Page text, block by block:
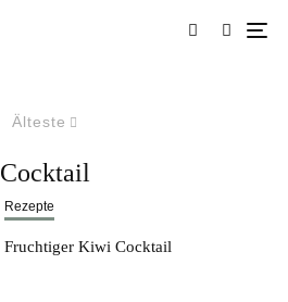
Älteste
Cocktail
Rezepte
Fruchtiger Kiwi Cocktail